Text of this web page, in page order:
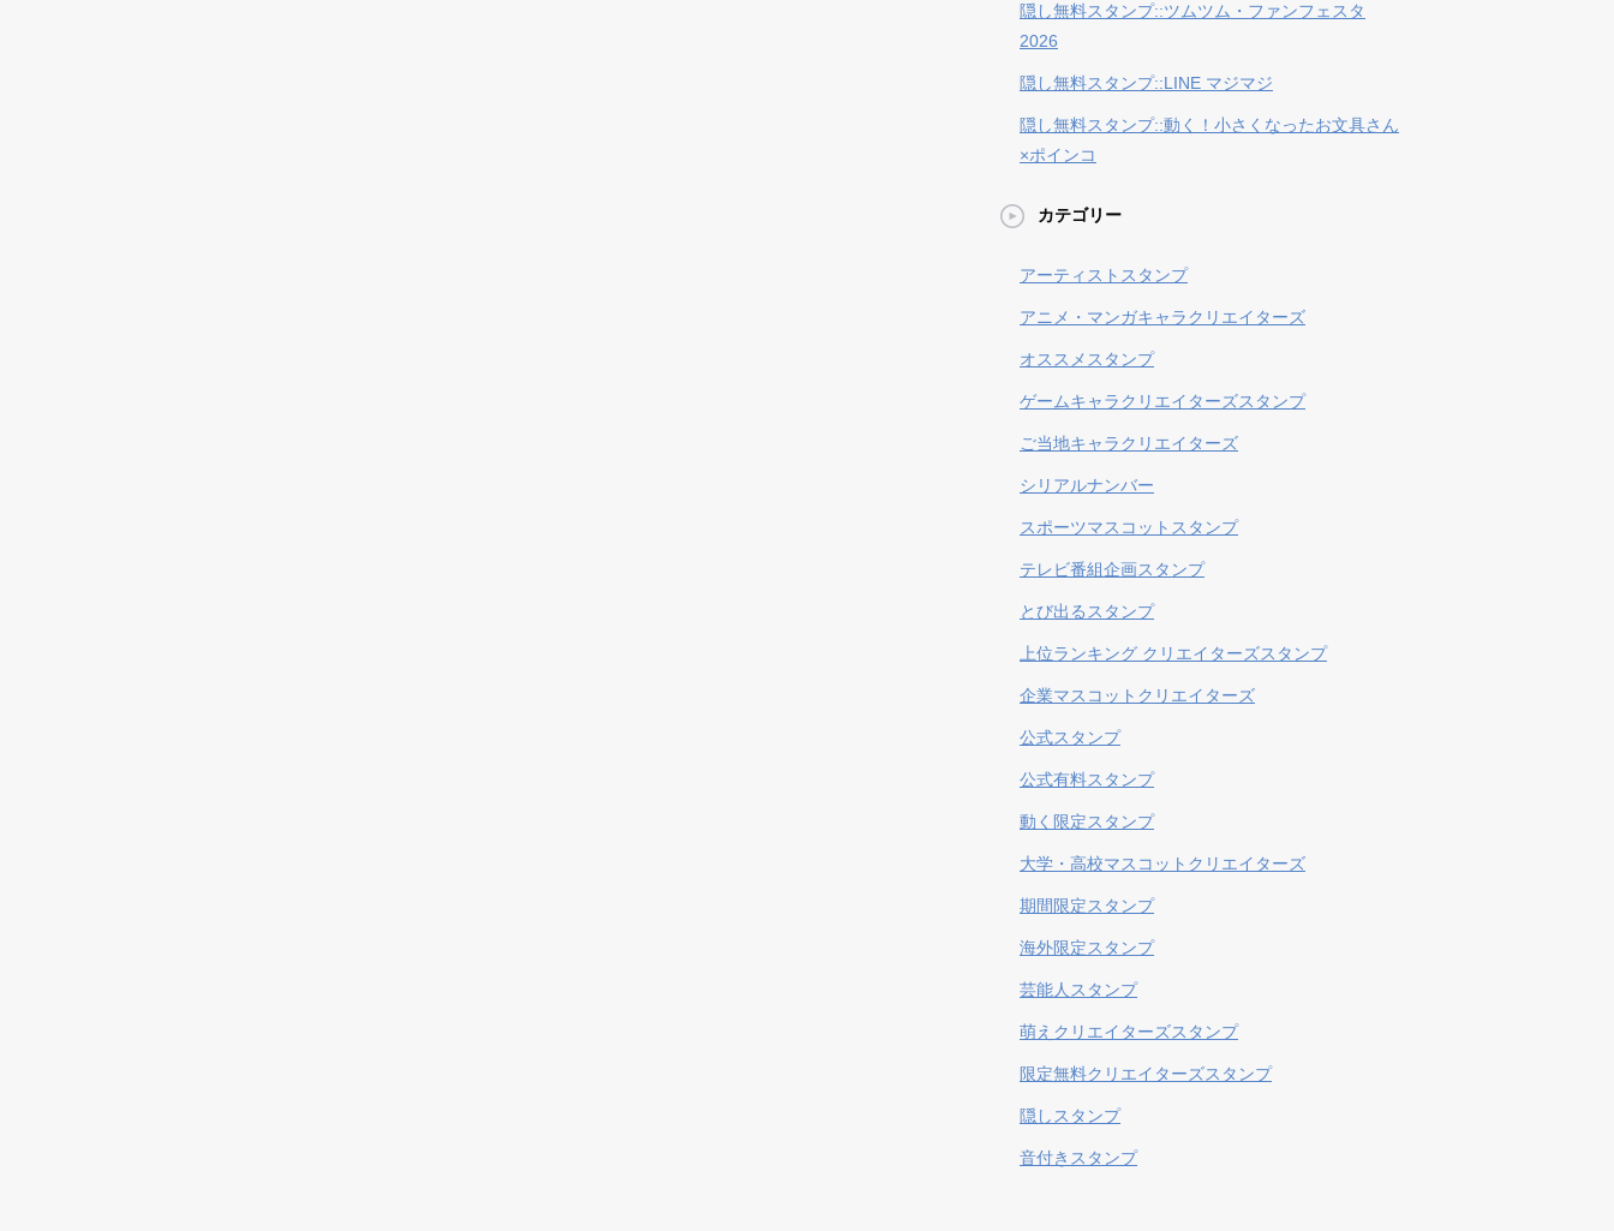
隠し無料スタンプ::ツムツム・ファンフェスタ
2026
隠し無料スタンプ::LINE マジマジ
隠し無料スタンプ::動く！小さくなったお文具さん
×ポインコ
カテゴリー
アーティストスタンプ
アニメ・マンガキャラクリエイターズ
オススメスタンプ
ゲームキャラクリエイターズスタンプ
ご当地キャラクリエイターズ
シリアルナンバー
スポーツマスコットスタンプ
テレビ番組企画スタンプ
とび出るスタンプ
上位ランキング クリエイターズスタンプ
企業マスコットクリエイターズ
公式スタンプ
公式有料スタンプ
動く限定スタンプ
大学・高校マスコットクリエイターズ
期間限定スタンプ
海外限定スタンプ
芸能人スタンプ
萌えクリエイターズスタンプ
限定無料クリエイターズスタンプ
隠しスタンプ
音付きスタンプ